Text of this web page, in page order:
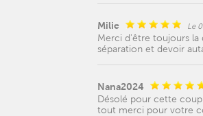
Milie Le
Merci d'être toujours la
séparation et devoir
Nana2024
Désolé pour cette
tout merci pour votre